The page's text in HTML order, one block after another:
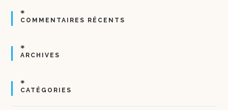
COMMENTAIRES RÉCENTS
ARCHIVES
CATÉGORIES